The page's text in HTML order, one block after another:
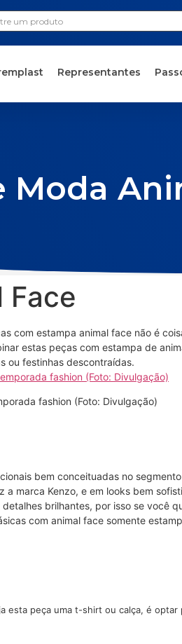
Representantes
Moda
Face
com estampa animal face não é
estas peças com estampa de
ou festinhas descontraídas.
fashion (Foto: Divulgação)
bem conceituadas no
marca Kenzo, e em looks bem
brilhantes, por isso se você
com animal face somente
peça uma t-shirt ou calça, é